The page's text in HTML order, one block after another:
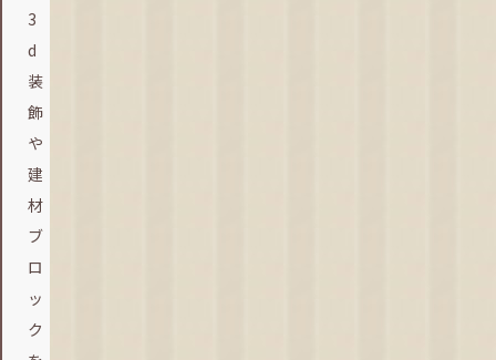
3
d
装
飾
や
建
材
ブ
ロ
ッ
ク